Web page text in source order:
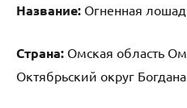
Название: Огненная
Страна: Омская область
Октябрьский округ